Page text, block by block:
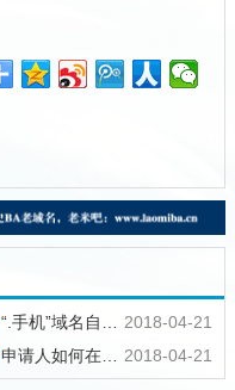
2018-04-21
“.手机”域名自开放注册以来，受到了行业内外的广泛关注
2018-04-21
申请人如何在我国申请域名注册